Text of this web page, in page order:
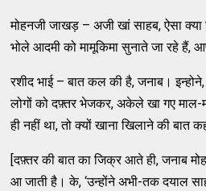
मोहनजी जाखड़ – अजी खां साहब, ऐसा क्या
भोले आदमी को मामूकिमा सुनाते जा रहे हैं,
रशीद भाई – बात कल की है, जनाब।
लोगों को दफ़्तर भेजकर, अकेले खा गए
ही नहीं था, तो क्यों खाना खिलाने की बात
[दफ़्तर की बात का जिक्र आते ही, जनाब
आ जाती है। के, ‘उन्होंने अभी-तक दयाल